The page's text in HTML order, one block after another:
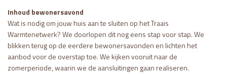
Inhoud bewonersavond
Wat is nodig om jouw huis aan te sluiten op het Traais
Warmtenetwerk? We doorlopen dit nog eens stap voor stap. We
blikken terug op de eerdere bewonersavonden en lichten het
aanbod voor de overstap toe. We kijken vooruit naar de
zomerperiode, waarin we de aansluitingen gaan realiseren.